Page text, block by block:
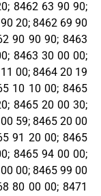
8462 63 90 90;
20; 8462 69 90
90 90 90; 8463
8463 30 00 00;
00; 8464 20 19
10 10 00; 8465
8465 20 00 30;
59; 8465 20 00
91 20 00; 8465
8465 94 00 00;
00; 8465 99 00
80 00 00; 8471